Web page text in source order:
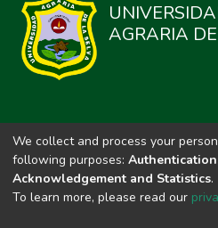
AGRARIA
Carretera
We collect and process your
following purposes:
Acknowledgement and Statistics.
To learn more, please read our